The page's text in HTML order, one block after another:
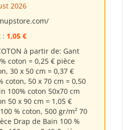
2026
: 1,05 €
à partir de: Gant
coton = 0,25 € pièce
30 x 50 cm = 0,37 €
coton, 50 x 70 cm = 0,50
100% coton 50x70 cm
50 x 90 cm = 1,05 €
% coton, 500 gr/m² 70
Drap de Bain 100 %